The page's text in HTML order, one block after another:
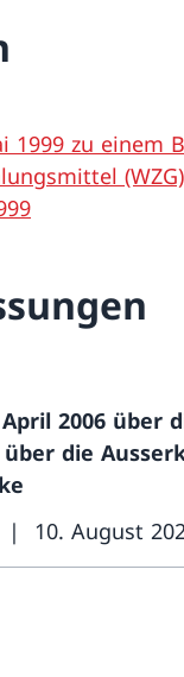
1999 zu einem
2006 über
die
10. August